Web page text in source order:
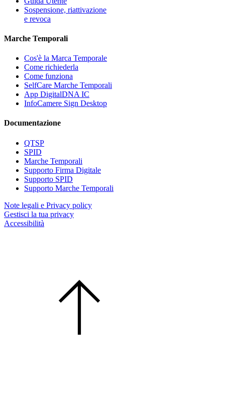
Sospensione, riattivazione
e revoca
Marche Temporali
Cos'è la Marca Temporale
Come richiederla
Come funziona
SelfCare Marche Temporali
App DigitalDNA IC
InfoCamere Sign Desktop
Documentazione
QTSP
SPID
Marche Temporali
Supporto Firma Digitale
Supporto SPID
Supporto Marche Temporali
Note legali e Privacy policy
Gestisci la tua privacy
Accessibilità